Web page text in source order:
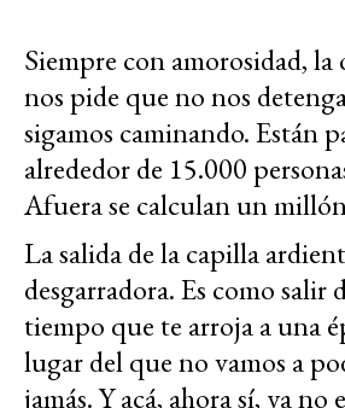
Siempre con amorosidad,
nos pide que no nos
sigamos caminando. Están
alrededor de 15.000
Afuera se calculan un
La salida de la capilla
desgarradora. Es como salir
tiempo que te arroja a una
lugar del que no vamos a
jamás. Y acá, ahora sí, ya no